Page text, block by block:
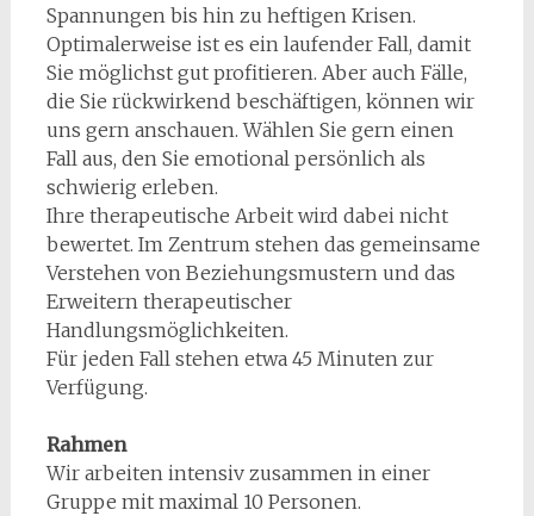
Spannungen bis hin zu heftigen Krisen.
Optimalerweise ist es ein laufender Fall, damit
Sie möglichst gut profitieren. Aber auch Fälle,
die Sie rückwirkend beschäftigen, können wir
uns gern anschauen. Wählen Sie gern einen
Fall aus, den Sie emotional persönlich als
schwierig erleben.
Ihre therapeutische Arbeit wird dabei nicht
bewertet. Im Zentrum stehen das gemeinsame
Verstehen von Beziehungsmustern und das
Erweitern therapeutischer
Handlungsmöglichkeiten.
Für jeden Fall stehen etwa 45 Minuten zur
Verfügung.
Rahmen
Wir arbeiten intensiv zusammen in einer
Gruppe mit maximal 10 Personen.